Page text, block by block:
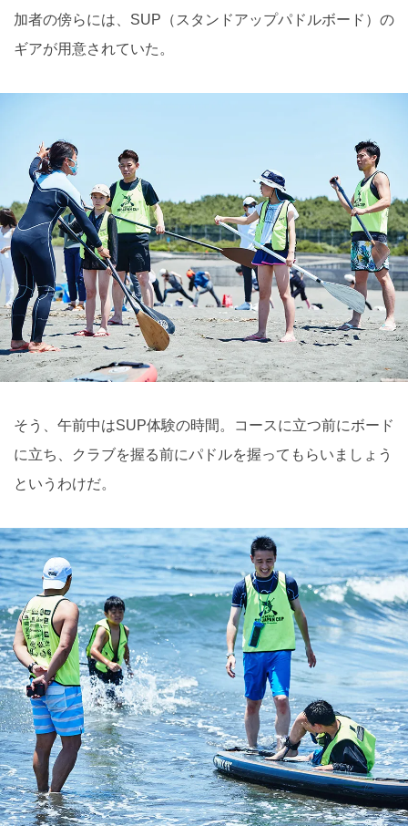
加者の傍らには、SUP（スタンドアップパドルボード）の
ギアが用意されていた。
そう、午前中はSUP体験の時間。コースに立つ前にボード
に立ち、クラブを握る前にパドルを握ってもらいましょう
というわけだ。